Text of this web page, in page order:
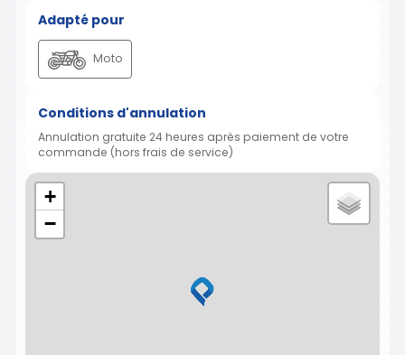
Adapté pour
Moto
Conditions d'annulation
Annulation gratuite 24 heures après paiement de votre
commande (hors frais de service)
+
−